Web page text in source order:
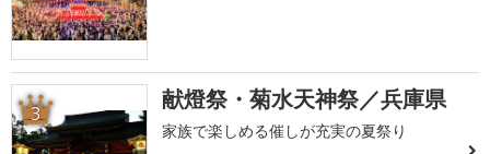
3 献燈祭・菊水天神祭／兵庫県
家族で楽しめる催しが充実の夏祭り